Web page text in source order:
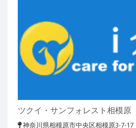
ツクイ・サンフォレスト相模原
神奈川県相模原市中央区相模原3-7-17